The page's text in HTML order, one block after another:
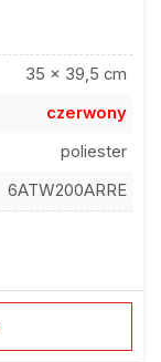
35 x 39,5 cm
czerwony
poliester
6ATW200ARRE